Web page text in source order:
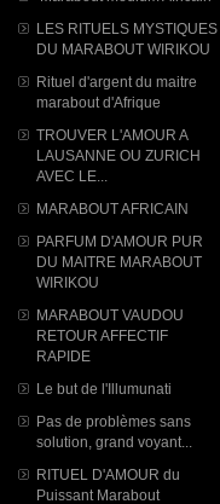
LES RITUELS MYSTIQUES
DU MARABOUT WIRIKOU
Rituel d'argent du maitre
marabout d'Afrique
TROUVER L'AMOUR A
LAUSANNE OU ZURICH
AVEC LE...
MARABOUT AFRICAIN
PARFUM D'AMOUR PUR
DU MAITRE MARABOUT
WIRIKOU
MARABOUT VAUDOU
RETOUR AFFECTIF
RAPIDE
Le but de l'Illumunati
Pas de problèmes sans
solution, grand voyant...
RITUEL D'AMOUR du
Puissant Marabout